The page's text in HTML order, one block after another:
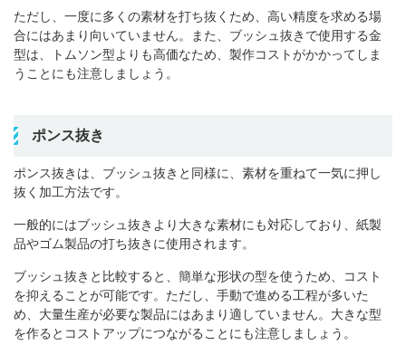
ただし、一度に多くの素材を打ち抜くため、高い精度を求める場
合にはあまり向いていません。また、ブッシュ抜きで使用する金
型は、トムソン型よりも高価なため、製作コストがかかってしま
うことにも注意しましょう。
ポンス抜き
ポンス抜きは、ブッシュ抜きと同様に、素材を重ねて一気に押し
抜く加工方法です。
一般的にはブッシュ抜きより大きな素材にも対応しており、紙製
品やゴム製品の打ち抜きに使用されます。
ブッシュ抜きと比較すると、簡単な形状の型を使うため、コスト
を抑えることが可能です。 ただし、手動で進める工程が多いた
め、大量生産が必要な製品にはあまり適していません。大きな型
を作るとコストアップにつながることにも注意しましょう。